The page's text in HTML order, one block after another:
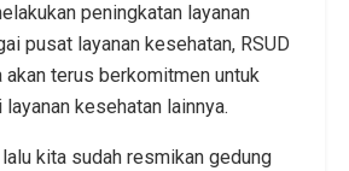
peningkatan layanan
pusat layanan kesehatan, RSUD
akan terus berkomitmen untuk
kesehatan lainnya.
kita sudah resmikan gedung